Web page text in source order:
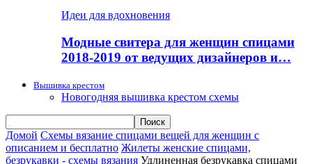
Идеи для вдохновения
Модные свитера для женщин спицами
2018-2019 от ведущих дизайнеров и…
Вышивка крестом
Новогодняя вышивка крестом схемы
Домой Схемы вязание спицами вещей для женщин с
описанием и бесплатно Жилеты женские спицами,
безрукавки - схемы вязания Удлиненная безрукавка спицами